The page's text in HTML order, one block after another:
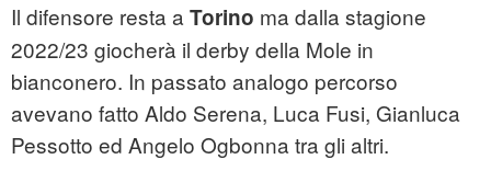
Il difensore resta a Torino ma dalla stagione
2022/23 giocherà il derby della Mole in
bianconero. In passato analogo percorso
avevano fatto Aldo Serena, Luca Fusi, Gianluca
Pessotto ed Angelo Ogbonna tra gli altri.